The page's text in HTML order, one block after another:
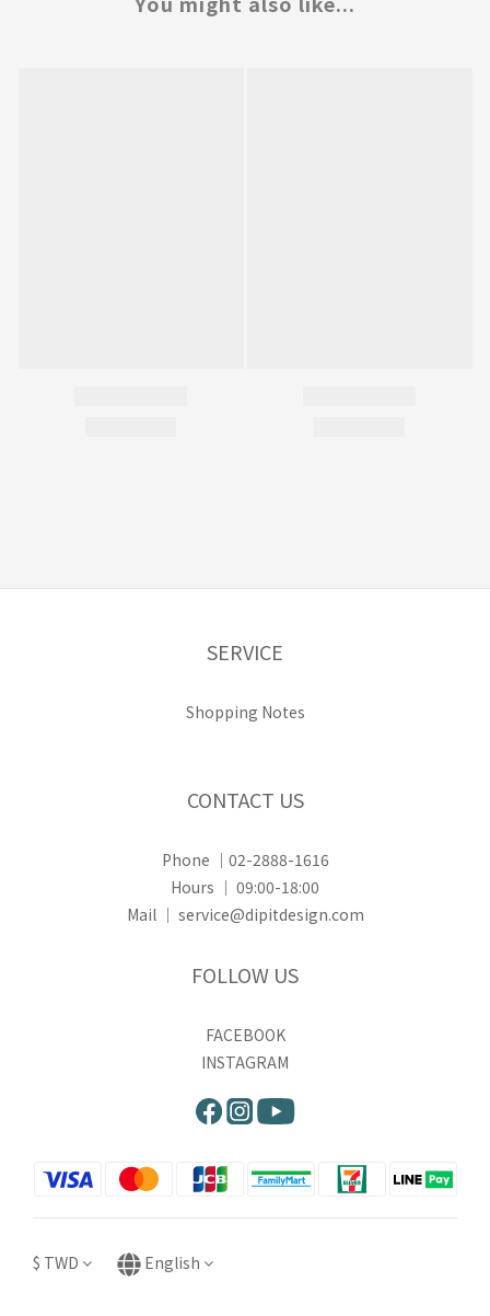
SERVICE
Shopping Notes
CONTACT US
Phone ｜02-2888-1616
Hours ｜ 09:00-18:00
Mail ｜ service@dipitdesign.com
FOLLOW US
FACEBOOK
INSTAGRAM
$ TWD English